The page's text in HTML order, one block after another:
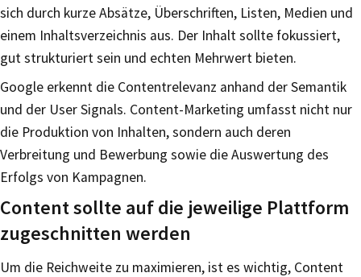
sich durch kurze Absätze, Überschriften, Listen, Medien und
einem Inhaltsverzeichnis aus. Der Inhalt sollte fokussiert,
gut strukturiert sein und echten Mehrwert bieten.
Google erkennt die Contentrelevanz anhand der Semantik
und der User Signals. Content-Marketing umfasst nicht nur
die Produktion von Inhalten, sondern auch deren
Verbreitung und Bewerbung sowie die Auswertung des
Erfolgs von Kampagnen.
Content sollte auf die jeweilige Plattform
zugeschnitten werden
Um die Reichweite zu maximieren, ist es wichtig, Content